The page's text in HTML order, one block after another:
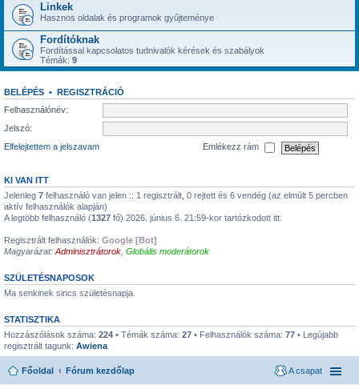
Linkek
Hasznos oldalak és programok gyűjteménye
Fordítóknak
Fordítással kapcsolatos tudnivalók kérések és szabályok
Témák: 9
BELÉPÉS • REGISZTRÁCIÓ
Felhasználónév:
Jelszó:
Elfelejtettem a jelszavam
Emlékezz rám
KI VAN ITT
Jelenleg 7 felhasználó van jelen :: 1 regisztrált, 0 rejtett és 6 vendég (az elmúlt 5 percben
aktív felhasználók alapján)
A legtöbb felhasználó (1327 fő) 2026. június 6. 21:59-kor tartózkodott itt.
Regisztrált felhasználók: Google [Bot]
Magyarázat: Adminisztrátorok Globális moderátorok
SZÜLETÉSNAPOSOK
Ma senkinek sincs születésnapja.
STATISZTIKA
Hozzászólások száma: 224 • Témák száma: 27 • Felhasználók száma: 77 • Legújabb
regisztrált tagunk: Awiena
Főoldal Fórum kezdőlap A csapat